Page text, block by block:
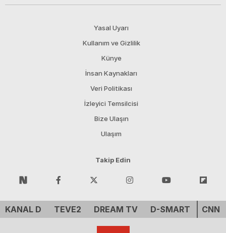
Yasal Uyarı
Kullanım ve Gizlilik
Künye
İnsan Kaynakları
Veri Politikası
İzleyici Temsilcisi
Bize Ulaşın
Ulaşım
Takip Edin
KANAL D TEVE2 DREAM TV D-SMART CNN